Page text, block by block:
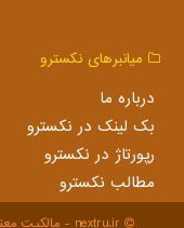
میانبرهای نكسترو
درباره ما
بک لینک در نكسترو
رپورتاژ در نكسترو
مطالب نكسترو